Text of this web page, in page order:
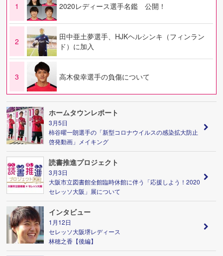
1 2020レディース選手名鑑 公開！
2
田中亜土夢選手、HJKヘルシンキ（フィンラン
ド）に加入
3 高木俊幸選手の負傷について
ホームタウンレポート
3月5日
柿谷曜一朗選手の「新型コロナウイルスの感染拡大防止
啓発動画」メイキング
読書推進プロジェクト
3月3日
大阪市立図書館全館臨時休館に伴う「応援しよう！2020
セレッソ大阪」展について
インタビュー
1月12日
セレッソ大阪堺レディース
林穂之香【後編】